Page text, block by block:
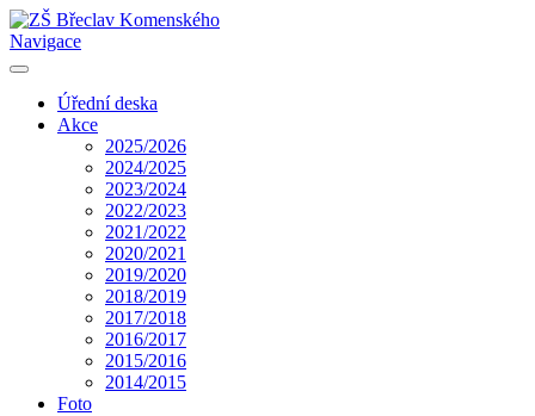
Navigace
Úřední deska
Akce
2025/2026
2024/2025
2023/2024
2022/2023
2021/2022
2020/2021
2019/2020
2018/2019
2017/2018
2016/2017
2015/2016
2014/2015
Foto